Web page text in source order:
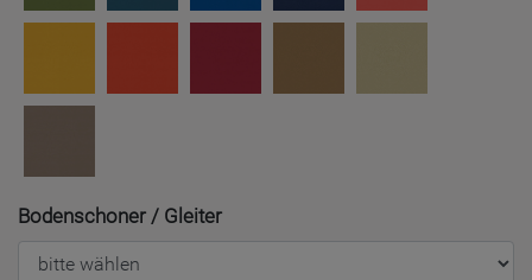
Bodenschoner / Gleiter